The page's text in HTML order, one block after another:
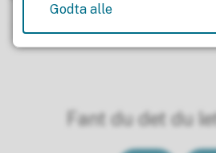
Fant du det du
Godta alle